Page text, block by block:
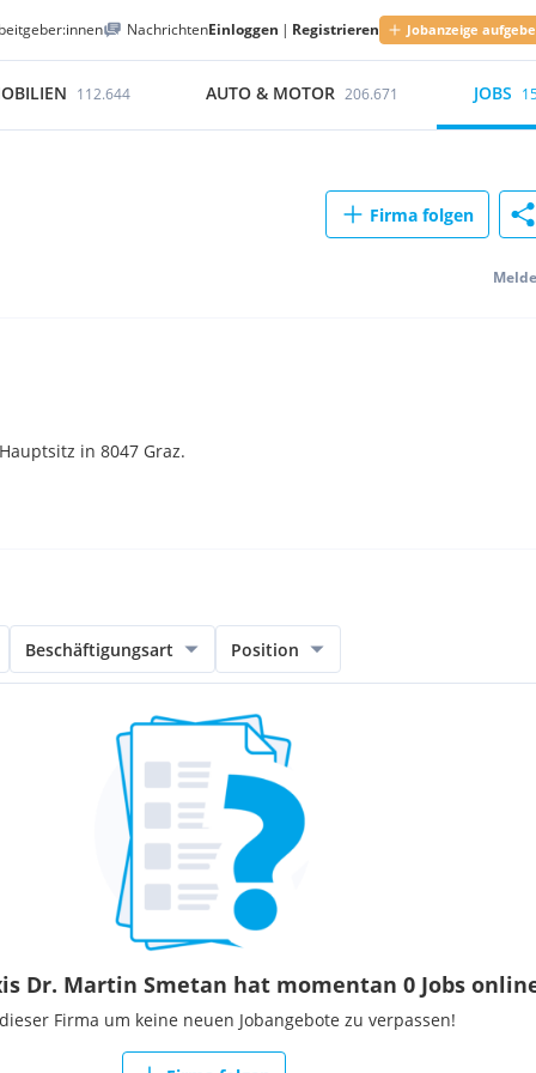
NachrichtenEinloggen | Registrieren Jobanzeige
112.644 AUTO & MOTOR 206.671 JOBS
Firma folgen
in 8047 Graz.
Beschäftigungsart Position
Dr. Martin Smetan hat momentan 0 Jobs
Firma um keine neuen Jobangebote zu verpassen!